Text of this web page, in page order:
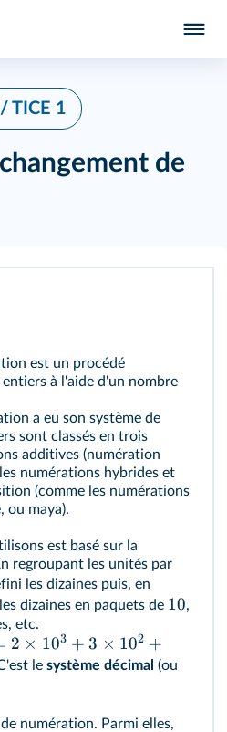
TICE 1
de
est un procédé
à l'aide d'un nombre
a eu son système de
sont classés en trois
additives (numération
numérations hybrides et
(comme les numérations
ou maya).
est basé sur la
regroupant les unités par
les dizaines puis, en
dizaines en paquets de 10,
etc.
2 × 103 + 3 × 102 +
le système décimal (ou
de numération. Parmi elles,